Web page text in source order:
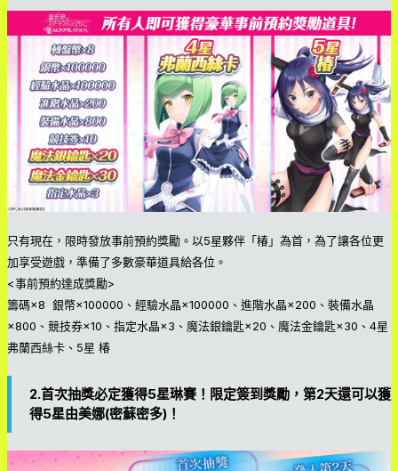
只有現在，限時發放事前預約獎勵。以5星夥伴「椿」為首，為了讓各位更
加享受遊戲，準備了多數豪華道具給各位。
<事前預約達成獎勵>
籌碼×8 銀幣×100000、經驗水晶×100000、進階水晶×200、裝備水晶
×800、競技券×10、指定水晶×3、魔法銀鑰匙×20、魔法金鑰匙×30、4星
弗蘭西絲卡、5星 椿
2.首次抽獎必定獲得5星琳賽！限定簽到獎勵，第2天還可以獲
得5星由美娜(密蘇密多)！